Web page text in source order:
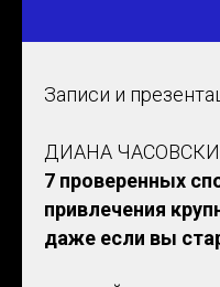
Записи и
ДИАНА
7 проверенных
привлечения
даже если вы